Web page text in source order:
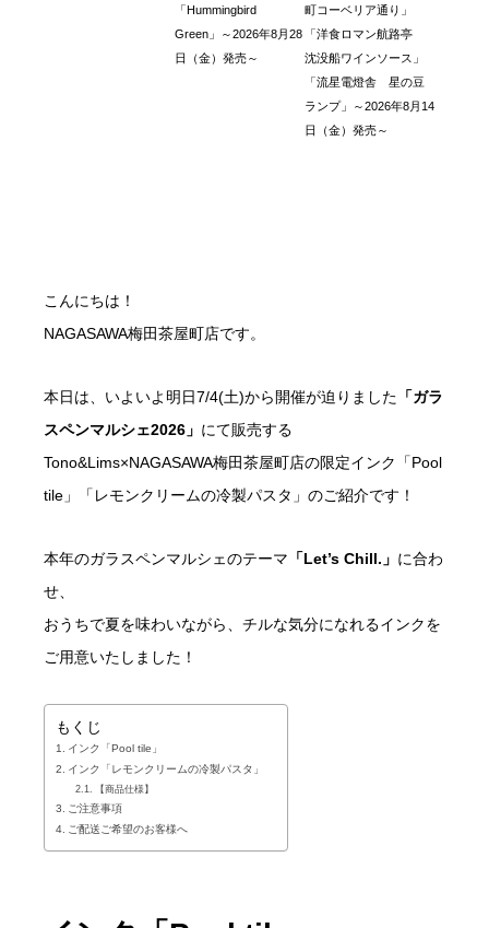
「Hummingbird
Green」～2026年8月28
日（金）発売～
町コーベリア通り」
「洋食ロマン航路亭
沈没船ワインソース」
「流星電燈舎 星の豆
ランプ」～2026年8月14
日（金）発売～
こんにちは！
NAGASAWA梅田茶屋町店です。
本日は、いよいよ明日7/4(土)から開催が迫りました 「ガラ
スペンマルシェ2026」 にて販売する
Tono&Lims×NAGASAWA梅田茶屋町店の限定インク「Pool
tile」「レモンクリームの冷製パスタ」のご紹介です！
本年のガラスペンマルシェのテーマ 「Let’s Chill.」 に合わ
せ、
おうちで夏を味わいながら、チルな気分になれるインクを
ご用意いたしました！
もくじ
インク「Pool tile」
インク「レモンクリームの冷製パスタ」
【商品仕様】
ご注意事項
ご配送ご希望のお客様へ